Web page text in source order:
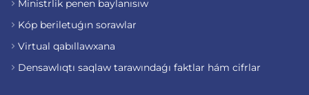
Ministrlik penen baylanısıw
Kóp beriletuǵın sorawlar
Virtual qabıllawxana
Densawlıqtı saqlaw tarawındaǵı faktlar hám cifrlar